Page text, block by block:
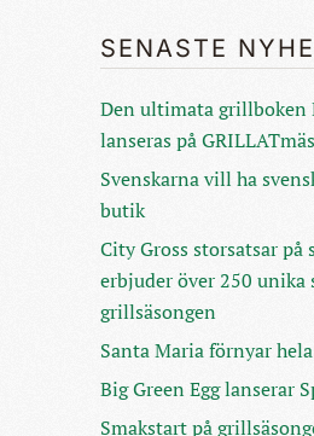
SENASTE
Den ultimata grillboken
lanseras på
Svenskarna vill ha
butik
City Gross storsatsar
erbjuder över 250
grillsäsongen
Santa Maria förnyar
Big Green Egg lanserar
Smakstart på